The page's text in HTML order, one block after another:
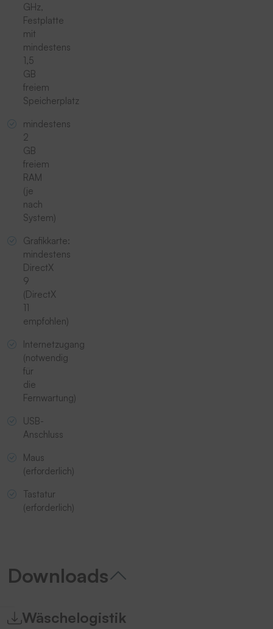
GHz,
Festplatte
mit
mindestens
1,5
GB
freiem
Speicherplatz
mindestens
2
GB
freiem
RAM
(je
nach
System)
Grafikkarte:
mindestens
DirectX
9
(DirectX
11
empfohlen)
Internetzugang
(notwendig
für
die
Fernwartung)
USB-
Anschluss
Maus
(erforderlich)
Tastatur
(erforderlich)
Downloads
Wäschelogistik